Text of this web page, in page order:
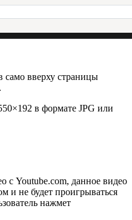
само вверху страницы
в формате JPG или
с Youtube.com, данное видео
и не будет проигрываться
нажмет